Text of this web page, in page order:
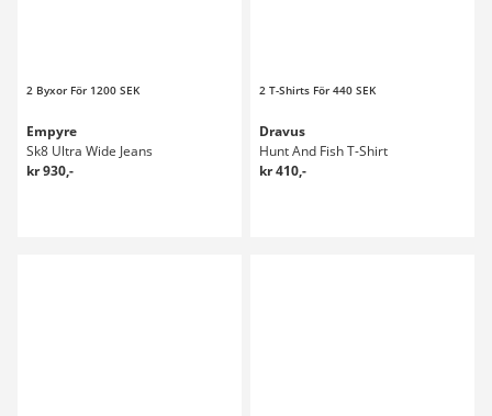
2 Byxor För 1200 SEK
Empyre
Sk8 Ultra Wide Jeans
kr 930,-
2 T-Shirts För 440 SEK
Dravus
Hunt And Fish T-Shirt
kr 410,-